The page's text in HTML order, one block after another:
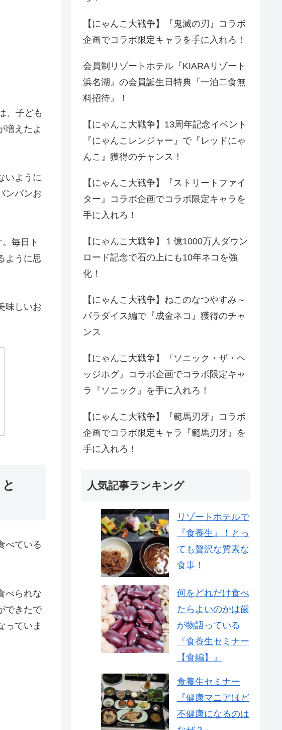
、子ども
増えたよ
いように
ンバンお
毎日ト
ように思
味しいお
べている
べられな
できたで
っていま
【にゃんこ大戦争】『鬼滅の刃』コラボ
企画でコラボ限定キャラを手に入れろ！
会員制リゾートホテル『KIARAリゾート
浜名湖』の会員誕生日特典『一泊二食無
料招待』！
【にゃんこ大戦争】13周年記念イベント
『にゃんこレンジャー』で『レッドにゃ
んこ』獲得のチャンス！
【にゃんこ大戦争】『ストリートファイ
ター』コラボ企画でコラボ限定キャラを
手に入れろ！
【にゃんこ大戦争】１億1000万人ダウン
ロード記念で石の上にも10年ネコを強
化！
【にゃんこ大戦争】ねこのなつやすみ～
パラダイス編で『成金ネコ』獲得のチャ
ンス
【にゃんこ大戦争】『ソニック・ザ・ヘ
ッジホグ』コラボ企画でコラボ限定キャ
ラ『ソニック』を手に入れろ！
【にゃんこ大戦争】『範馬刃牙』コラボ
企画でコラボ限定キャラ『範馬刃牙』を
手に入れろ！
人気記事ランキング
リゾートホテルで
『食養生』！とっ
ても贅沢な質素な
食事！
何をどれだけ食べ
たらよいのかは歯
が物語っている
『食養生セミナー
【食編】』
食養生セミナー
『健康マニアほど
不健康になるのは